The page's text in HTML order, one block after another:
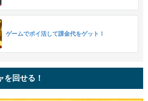
ゲームでポイ活して課金代をゲット！
を回せる！